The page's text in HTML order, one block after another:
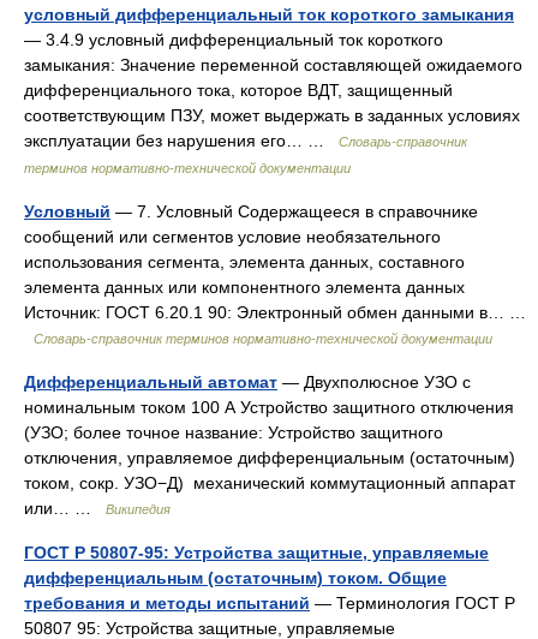
условный дифференциальный ток короткого замыкания
— 3.4.9 условный дифференциальный ток короткого
замыкания: Значение переменной составляющей ожидаемого
дифференциального тока, которое ВДТ, защищенный
соответствующим ПЗУ, может выдержать в заданных условиях
эксплуатации без нарушения его… …
Словарь-справочник
терминов нормативно-технической документации
Условный — 7. Условный Содержащееся в справочнике
сообщений или сегментов условие необязательного
использования сегмента, элемента данных, составного
элемента данных или компонентного элемента данных
Источник: ГОСТ 6.20.1 90: Электронный обмен данными в… …
Словарь-справочник терминов нормативно-технической документации
Дифференциальный автомат — Двухполюсное УЗО с
номинальным током 100 А Устройство защитного отключения
(УЗО; более точное название: Устройство защитного
отключения, управляемое дифференциальным (остаточным)
током, сокр. УЗО−Д) механический коммутационный аппарат
или… …
Википедия
ГОСТ Р 50807-95: Устройства защитные, управляемые
дифференциальным (остаточным) током. Общие
требования и методы испытаний — Терминология ГОСТ Р
50807 95: Устройства защитные, управляемые